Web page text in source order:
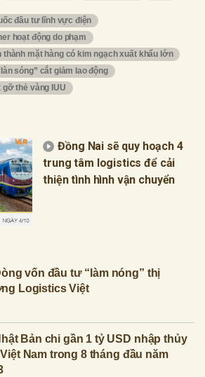
đầu tư lĩnh vực điện
hoạt động do phạm
mặt hàng có kim ngạch xuất khẩu lớn
sóng” cắt giảm lao động
gỡ thẻ vàng IUU
Đồng Nai sẽ quy hoạch 4
trung tâm logistics để cải
thiện tình hình vận chuyển
vốn đầu tư “làm nóng” thị
Logistics Việt
Bản chi gần 1 tỷ USD nhập thủy
Nam trong 8 tháng đầu năm